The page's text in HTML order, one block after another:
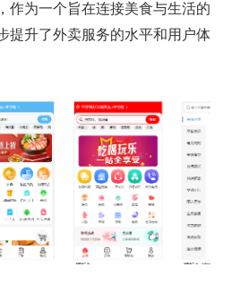
作为一个旨在连接美食与生活的
提升了外卖服务的水平和用户体